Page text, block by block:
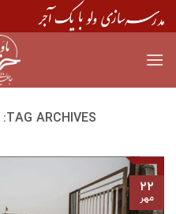
Skip
to
TAG ARCHIVES:
۲۲
مهر